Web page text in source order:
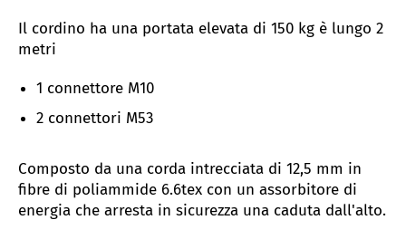
Il cordino ha una portata elevata di 150 kg è lungo 2
metri
1 connettore M10
2 connettori M53
Composto da una corda intrecciata di 12,5 mm in
fibre di poliammide 6.6tex con un assorbitore di
energia che arresta in sicurezza una caduta dall'alto.